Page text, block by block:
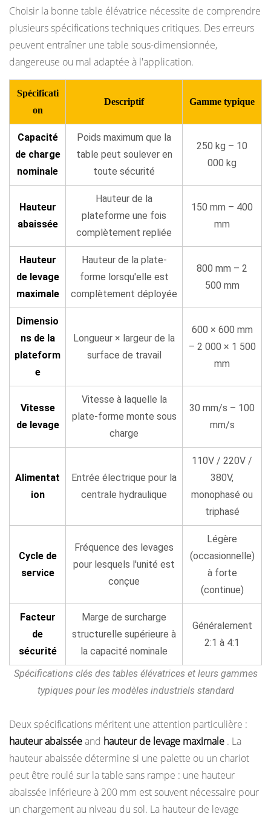
des
tables
élévatrices
élévatrice
élévatrice
à
ciseaux :
comprendre
la
différence
10
adaptée
à
votre
application
11
maintenance
les
tables
Vérifications
quotidiennes
(avant
utilisation)
11.2
Tâches
de
maintenance
mensuelles
Exigences
de
service
annuelles
12
Comparaison
Choisir la bonne table élévatrice nécessite de comprendre
plusieurs spécifications techniques critiques. Des erreurs
peuvent entraîner une table sous-dimensionnée,
dangereuse ou mal adaptée à l'application.
Spécifications clés des tables élévatrices et leurs gammes
typiques pour les modèles industriels standard
Spécificati
on
Descriptif Gamme typique
Capacité
de charge
nominale
Poids maximum que la
table peut soulever en
toute sécurité
250 kg – 10
000 kg
Hauteur
abaissée
Hauteur de la
plateforme une fois
complètement repliée
150 mm – 400
mm
Hauteur
de levage
maximale
Hauteur de la plate-
forme lorsqu'elle est
complètement déployée
800 mm – 2
500 mm
Dimensio
ns de la
plateform
e
Longueur × largeur de la
surface de travail
600 × 600 mm
– 2 000 × 1 500
mm
Vitesse
de levage
Vitesse à laquelle la
plate-forme monte sous
charge
30 mm/s – 100
mm/s
Alimentat
ion
Entrée électrique pour la
centrale hydraulique
110V / 220V /
380V,
monophasé ou
triphasé
Cycle de
service
Fréquence des levages
pour lesquels l'unité est
conçue
Légère
(occasionnelle)
à forte
(continue)
Facteur
de
sécurité
Marge de surcharge
structurelle supérieure à
la capacité nominale
Généralement
2:1 à 4:1
Deux spécifications méritent une attention particulière :
hauteur abaisséeand hauteur de levage maximale . La
hauteur abaissée détermine si une palette ou un chariot
peut être roulé sur la table sans rampe : une hauteur
abaissée inférieure à 200 mm est souvent nécessaire pour
un chargement au niveau du sol. La hauteur de levage